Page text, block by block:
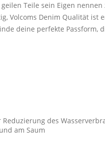
Teile sein Eigen
Volcoms Denim Qualität ist
deine perfekte Passform,
des
am Saum